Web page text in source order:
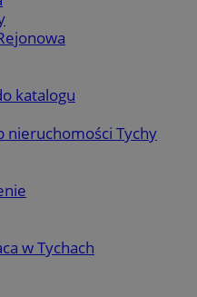
katalogu
nieruchomości Tychy
w Tychach